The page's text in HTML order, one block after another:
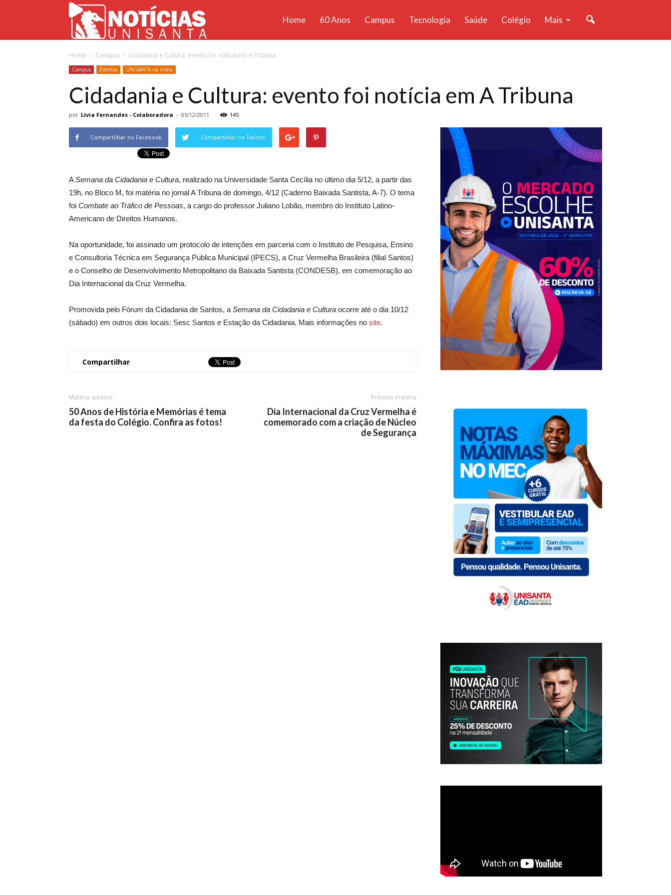
Unisanta
Home 60 Anos Campus Tecnologia Saúde Colégio Mais
Home Campus Cidadania e Cultura: evento foi notícia em A Tribuna
Campus Eventos UNISANTA na mídia
Cidadania e Cultura: evento foi notícia em A Tribuna
por Lívia Fernandes - Colaboradora - 05/12/2011 145
Compartilhar no Facebook Compartilhar no Twitter
ASemana da Cidadania e Cultura, realizado na Universidade Santa Cecília no último dia 5/12, a partir das
19h, no Bloco M, foi matéria no jornal A Tribuna de domingo, 4/12 (Caderno Baixada Santista, A-7). O tema
foi Combate ao Tráfico de Pessoas, a cargo do professor Juliano Lobão, membro do Instituto Latino-
Americano de Direitos Humanos.
Na oportunidade, foi assinado um protocolo de intenções em parceria com o Instituto de Pesquisa, Ensino
e Consultoria Técnica em Segurança Publica Municipal (IPECS), a Cruz Vermelha Brasileira (filial Santos)
e o Conselho de Desenvolvimento Metropolitano da Baixada Santista (CONDESB), em comemoração ao
Dia Internacional da Cruz Vermelha.
Promovida pelo Fórum da Cidadania de Santos, a Semana da Cidadania e Cultura ocorre até o dia 10/12
(sábado) em outros dois locais: Sesc Santos e Estação da Cidadania. Mais informações no site.
Compartilhar
Matéria anterior
50 Anos de História e Memórias é tema
da festa do Colégio. Confira as fotos!
Próxima matéria
Dia Internacional da Cruz Vermelha é
comemorado com a criação de Núcleo
de Segurança